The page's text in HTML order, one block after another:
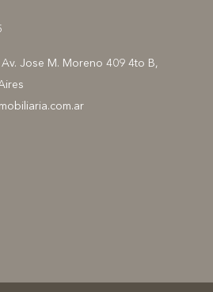
Jose M. Moreno 409 4to B,